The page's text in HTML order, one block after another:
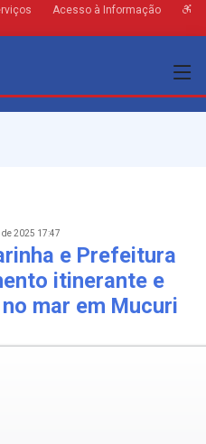
Acesso à Informação
de 2025 17:47
e Prefeitura
itinerante e
mar em Mucuri